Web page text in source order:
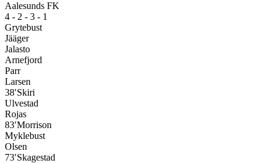
Aalesunds FK
4 - 2 - 3 - 1
Grytebust
Jääger
Jalasto
Arnefjord
Parr
Larsen
38′Skiri
Ulvestad
Rojas
83′Morrison
Myklebust
Olsen
73′Skagestad